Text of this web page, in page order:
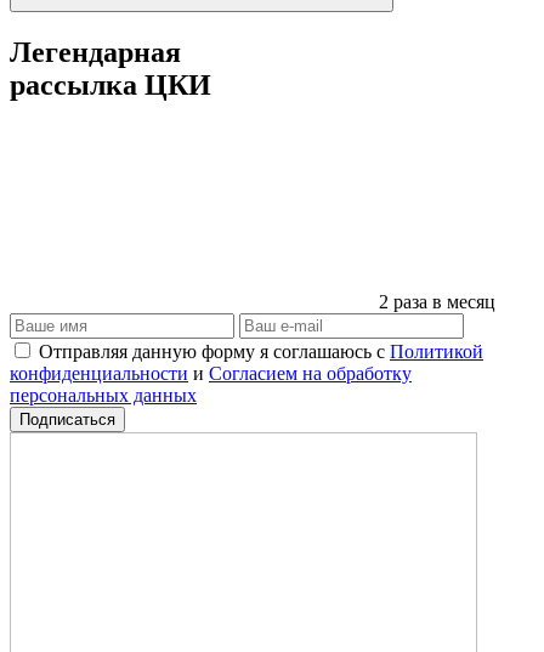
Легендарная
рассылка ЦКИ
2 раза в месяц
Отправляя данную форму я соглашаюсь с Политикой
конфиденциальности и Согласием на обработку
персональных данных
Подписаться